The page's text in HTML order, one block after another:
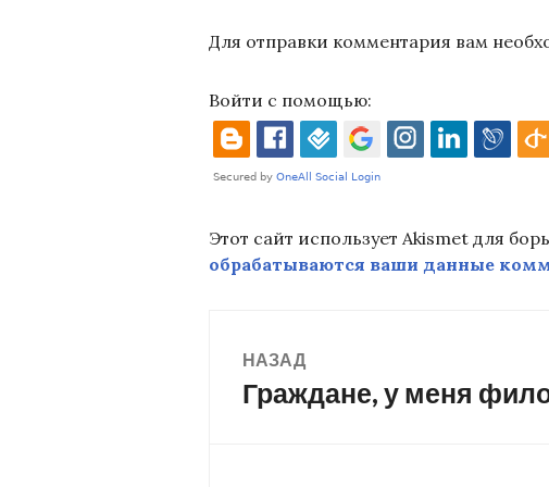
Для отправки комментария вам
Войти с помощью:
Этот сайт использует Akismet для
обрабатываются ваши данные
Навигация
по
НАЗАД
Предыдущая
Граждане, у меня